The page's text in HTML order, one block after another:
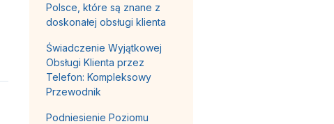
Polsce, które są znane z
doskonałej obsługi klienta
Świadczenie Wyjątkowej
Obsługi Klienta przez
Telefon: Kompleksowy
Przewodnik
Podniesienie Poziomu